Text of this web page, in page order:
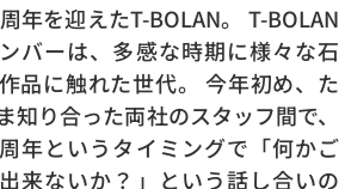
年を迎えたT-BOLAN。 T-BOLAN
バーは、多感な時期に様々な石
品に触れた世代。 今年初め、た
知り合った両社のスタッフ間で、
年というタイミングで「何かご
来ないか？」という話し合いの